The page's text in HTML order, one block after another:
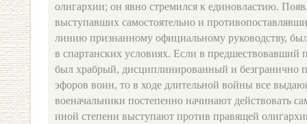
олигархии; он явно стремился к единовластию.
выступавших самостоятельно и
линию признанному официальному руководству,
в спартанских условиях. Если в предшествовавший
был храбрый, дисциплинированный и безгранично
эфоров воин, то в ходе длительной войны все
военачальники постепенно начинают действовать
иной степени выступают против правящей